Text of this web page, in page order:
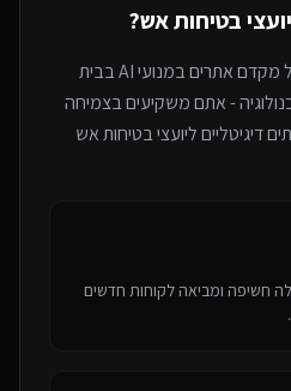
בטיחות אש?
מקדם אתרים במנועי AI
בבית
- אתם משקיעים בצמיחה
דיגיטליים ליועצי בטיחות אש
חשיפה ומביאה לקוחות חדשים